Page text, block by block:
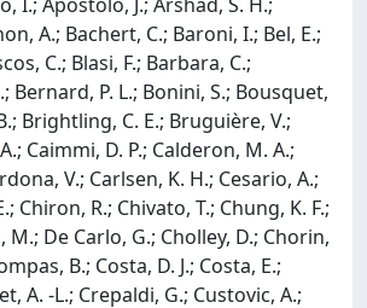
A.; Bachert, C.; Baroni, I.; Bel, E.;
C.; Blasi, F.; Barbara, C.;
Bernard, P. L.; Bonini, S.; Bousquet,
Brightling, C. E.; Bruguière, V.;
Caimmi, D. P.; Calderon, M. A.;
V.; Carlsen, K. H.; Cesario, A.;
Chiron, R.; Chivato, T.; Chung, K. F.;
De Carlo, G.; Cholley, D.; Chorin,
B.; Costa, D. J.; Costa, E.;
A. -L.; Crepaldi, G.; Custovic, A.;